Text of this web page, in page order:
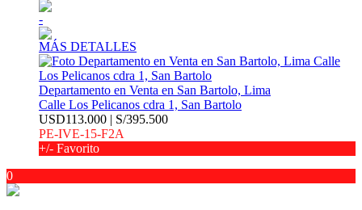
-
MÁS DETALLES
Departamento en Venta en San Bartolo, Lima
Calle Los Pelicanos cdra 1, San Bartolo
USD113.000 | S/395.500
PE-IVE-15-F2A
+/- Favorito
0